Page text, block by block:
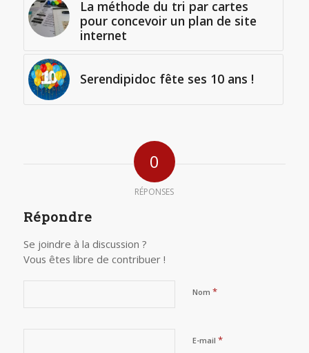
La méthode du tri par cartes
pour concevoir un plan de site
internet
Serendipidoc fête ses 10 ans !
0
RÉPONSES
Répondre
Se joindre à la discussion ?
Vous êtes libre de contribuer !
Nom *
E-mail *